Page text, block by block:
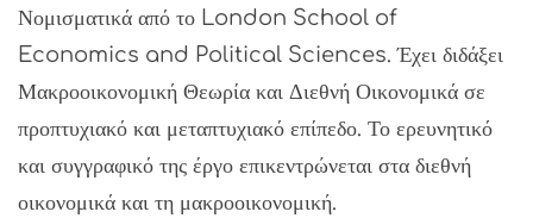
Νομισματικά από το London School of
Economics and Political Sciences. Έχει διδάξει
Μακροοικονομική Θεωρία και Διεθνή Οικονομικά σε
προπτυχιακό και μεταπτυχιακό επίπεδο. Το ερευνητικό
και συγγραφικό της έργο επικεντρώνεται στα διεθνή
οικονομικά και τη μακροοικονομική.